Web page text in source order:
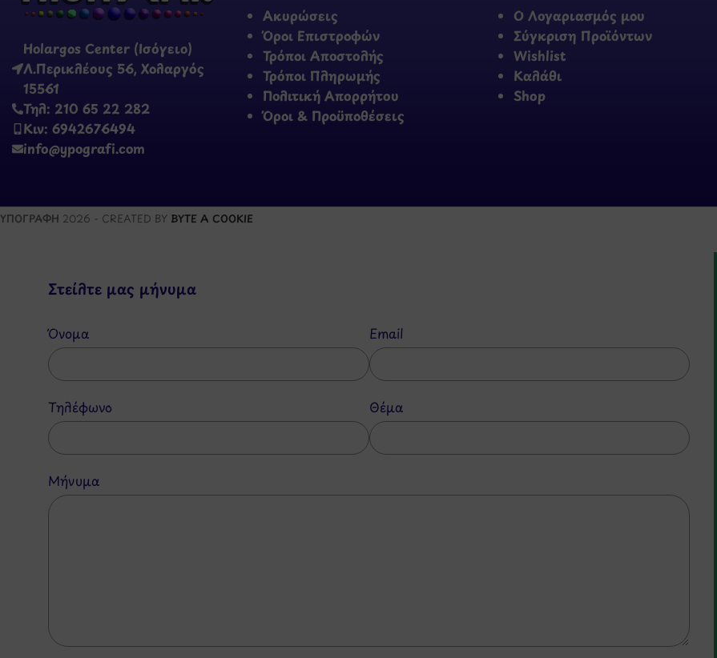
Holargos Center (Ισόγειο)
Λ.Περικλέους 56, Χολαργός
15561
Τηλ: 210 65 22 282
Κιν: 6942676494
info@ypografi.com
Ακυρώσεις
Όροι Επιστροφών
Τρόποι Αποστολής
Τρόποι Πληρωμής
Πολιτική Απορρήτου
Όροι & Προϋποθέσεις
Ο Λογαριασμός μου
Σύγκριση Προϊόντων
Wishlist
Καλάθι
Shop
ΥΠΟΓΡΑΦΗ 2026 - CREATED BY BYTE A COOKIE
Στείλτε μας μήνυμα
Όνομα Email
Τηλέφωνο Θέμα
Μήνυμα